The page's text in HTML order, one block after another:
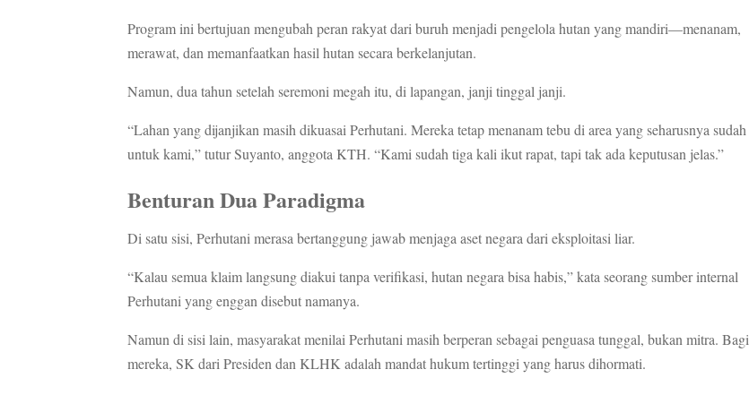
Program ini bertujuan mengubah peran rakyat dari buruh menjadi pengelola hutan yang mandiri—menanam,
merawat, dan memanfaatkan hasil hutan secara berkelanjutan.
Namun, dua tahun setelah seremoni megah itu, di lapangan, janji tinggal janji.
“Lahan yang dijanjikan masih dikuasai Perhutani. Mereka tetap menanam tebu di area yang seharusnya sudah
untuk kami,” tutur Suyanto, anggota KTH. “Kami sudah tiga kali ikut rapat, tapi tak ada keputusan jelas.”
Benturan Dua Paradigma
Di satu sisi, Perhutani merasa bertanggung jawab menjaga aset negara dari eksploitasi liar.
“Kalau semua klaim langsung diakui tanpa verifikasi, hutan negara bisa habis,” kata seorang sumber internal
Perhutani yang enggan disebut namanya.
Namun di sisi lain, masyarakat menilai Perhutani masih berperan sebagai penguasa tunggal, bukan mitra. Bagi
mereka, SK dari Presiden dan KLHK adalah mandat hukum tertinggi yang harus dihormati.